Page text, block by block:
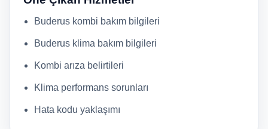
Buderus kombi bakım bilgileri
Buderus klima bakım bilgileri
Kombi arıza belirtileri
Klima performans sorunları
Hata kodu yaklaşımı